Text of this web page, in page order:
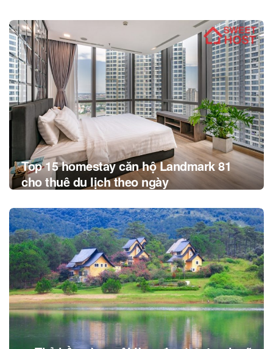
Post
navigation
Top 15 homestay căn hộ Landmark 81
cho thuê du lịch theo ngày